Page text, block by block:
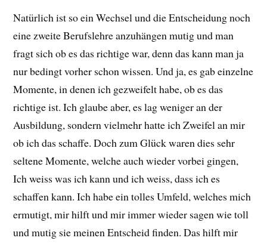
Natürlich ist so ein Wechsel und die Entscheidung noch
eine zweite Berufslehre anzuhängen mutig und man
fragt sich ob es das richtige war, denn das kann man ja
nur bedingt vorher schon wissen. Und ja, es gab einzelne
Momente, in denen ich gezweifelt habe, ob es das
richtige ist. Ich glaube aber, es lag weniger an der
Ausbildung, sondern vielmehr hatte ich Zweifel an mir
ob ich das schaffe. Doch zum Glück waren dies sehr
seltene Momente, welche auch wieder vorbei gingen,
Ich weiss was ich kann und ich weiss, dass ich es
schaffen kann. Ich habe ein tolles Umfeld, welches mich
ermutigt, mir hilft und mir immer wieder sagen wie toll
und mutig sie meinen Entscheid finden. Das hilft mir